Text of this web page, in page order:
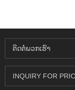
ຕິດ​ຕໍ່​ພວກ​ເຮົາ
INQUIRY FOR